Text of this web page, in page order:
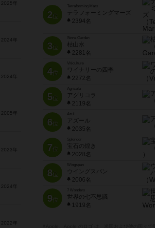
2025年
2024年
2024年
2005年
2023年
2024年
2022年
2位
Terraforming Mars
テラフォーミングマーズ
2394名
3位
Stone Garden
枯山水
2281名
4位
Viticulture
ワイナリーの四季
2272名
5位
Agricola
アグリコラ
2119名
6位
Azul
アズール
2035名
7位
宝石の煌き
2028名
8位
Wingspan
ウイングスパン
2006名
9位
7 Wonders
世界の七不思議
1919名